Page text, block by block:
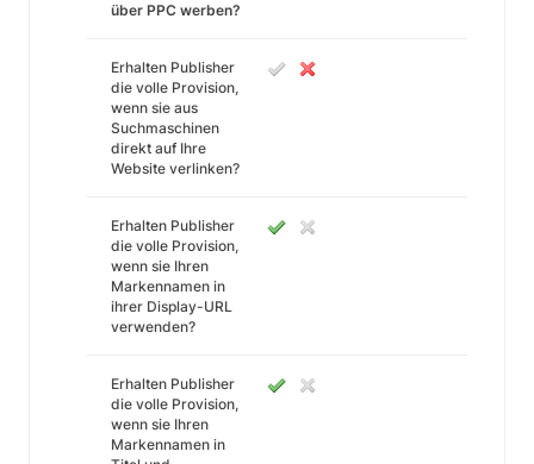
über PPC werben?
Erhalten Publisher
die volle Provision,
wenn sie aus
Suchmaschinen
direkt auf Ihre
Website verlinken?
Erhalten Publisher
die volle Provision,
wenn sie Ihren
Markennamen in
ihrer Display-URL
verwenden?
Erhalten Publisher
die volle Provision,
wenn sie Ihren
Markennamen in